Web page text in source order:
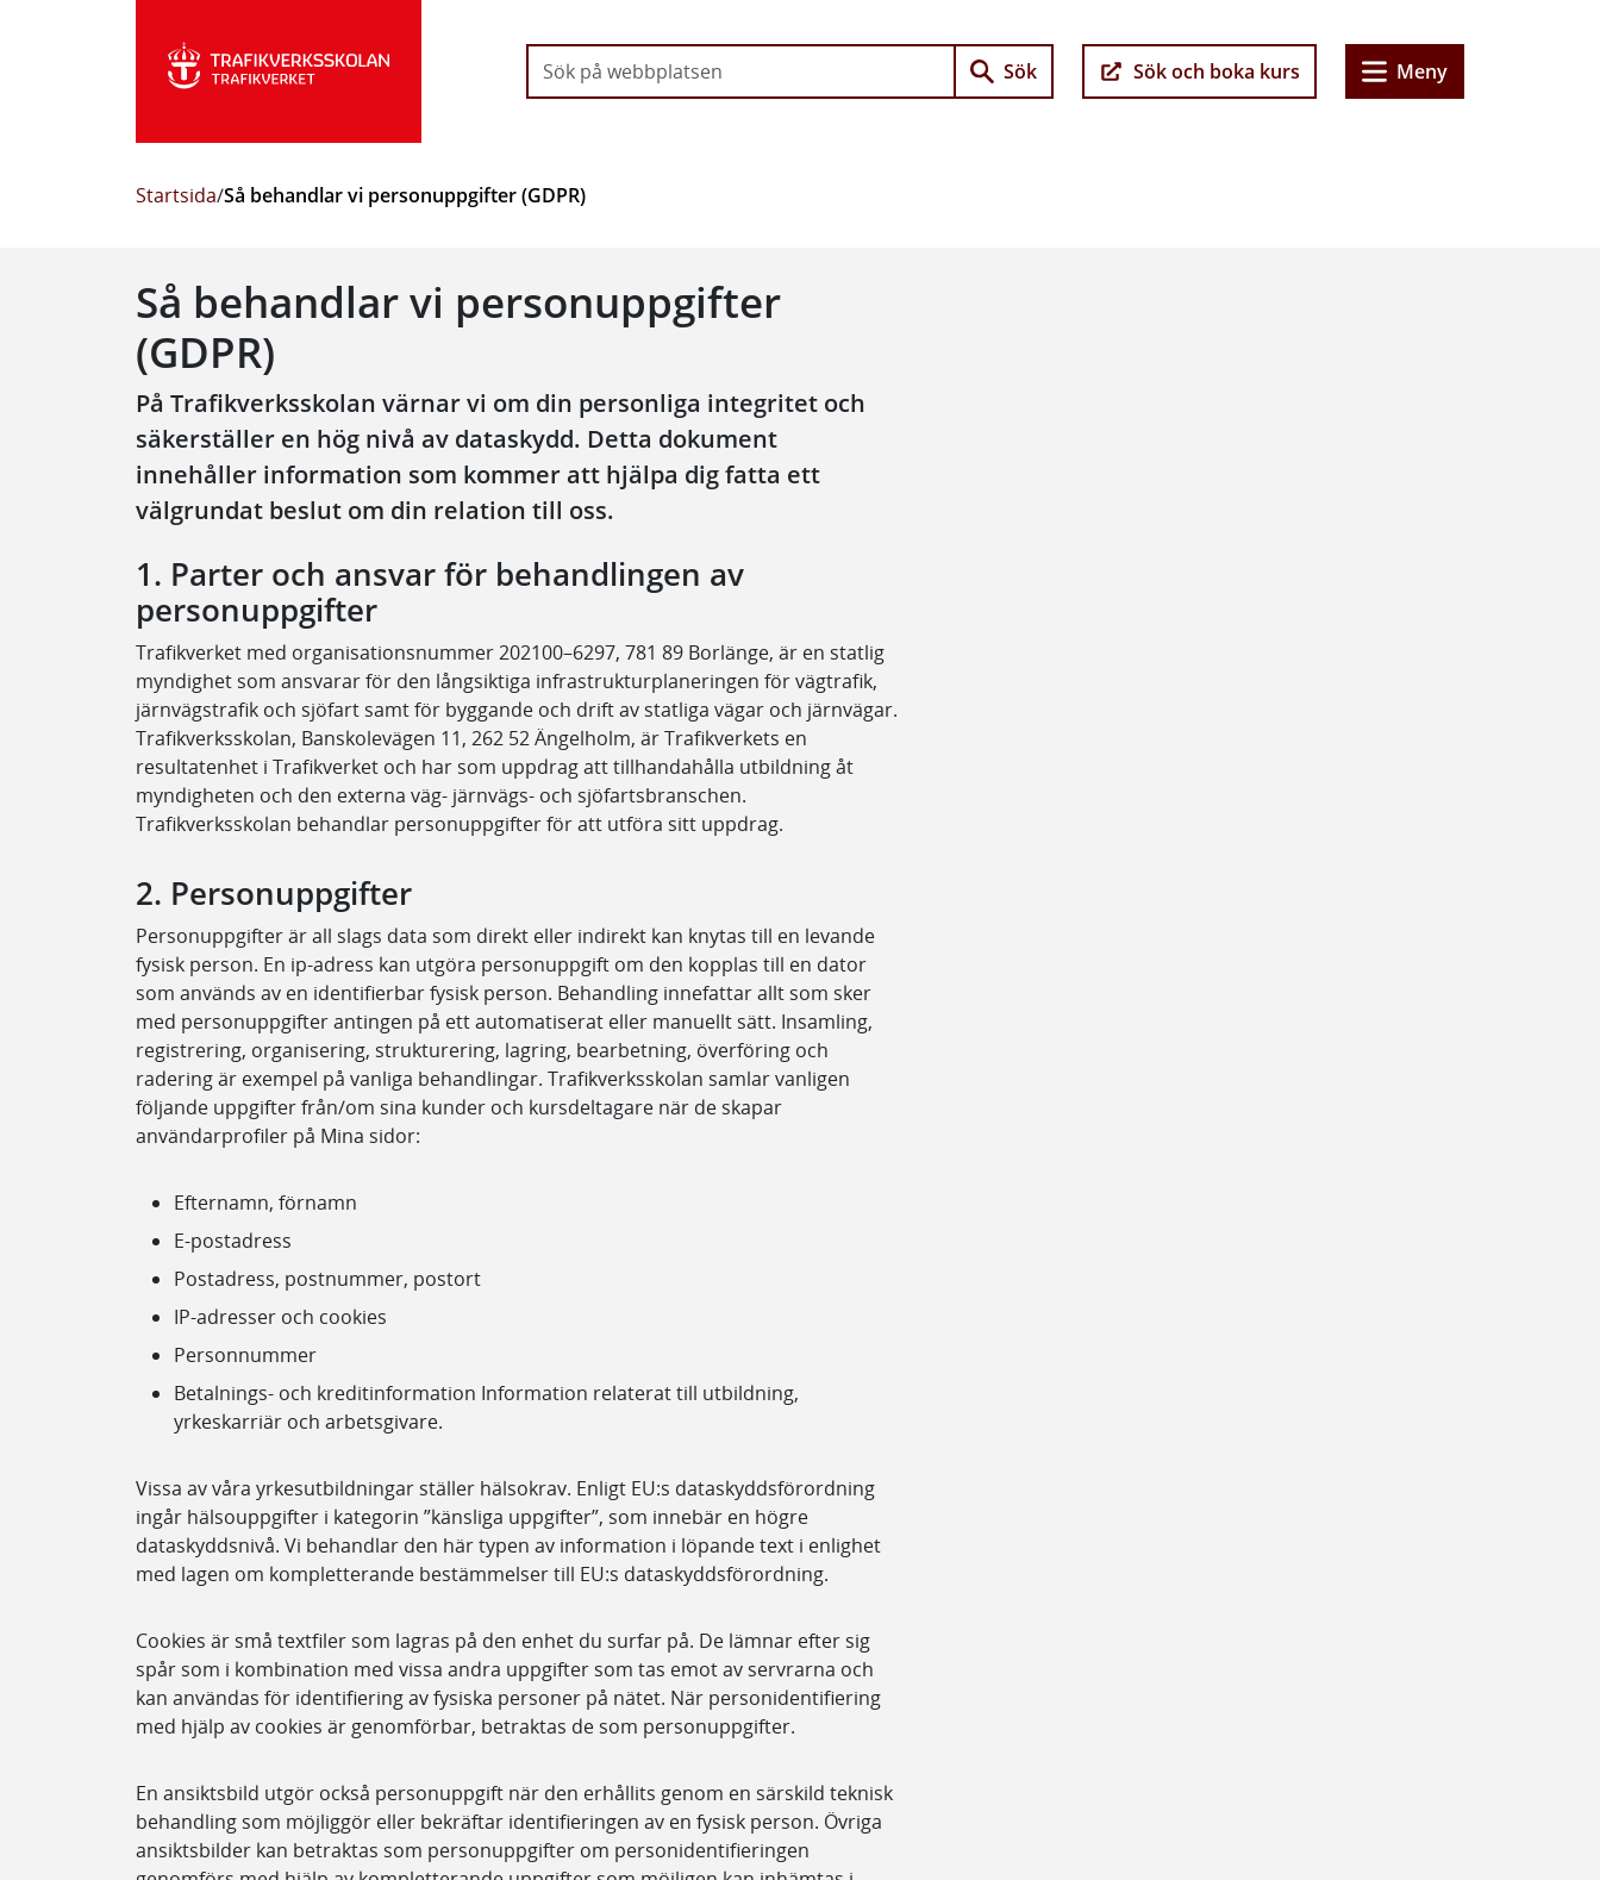
Sök Sök och boka kurs Meny
Startsida/Så behandlar vi personuppgifter (GDPR)
Så behandlar vi personuppgifter
(GDPR)
På Trafikverksskolan värnar vi om din personliga integritet och
säkerställer en hög nivå av dataskydd. Detta dokument
innehåller information som kommer att hjälpa dig fatta ett
välgrundat beslut om din relation till oss.
1. Parter och ansvar för behandlingen av
personuppgifter
Trafikverket med organisationsnummer 202100–6297, 781 89 Borlänge, är en statlig
myndighet som ansvarar för den långsiktiga infrastrukturplaneringen för vägtrafik,
järnvägstrafik och sjöfart samt för byggande och drift av statliga vägar och järnvägar.
Trafikverksskolan, Banskolevägen 11, 262 52 Ängelholm, är Trafikverkets en
resultatenhet i Trafikverket och har som uppdrag att tillhandahålla utbildning åt
myndigheten och den externa väg- järnvägs- och sjöfartsbranschen.
Trafikverksskolan behandlar personuppgifter för att utföra sitt uppdrag.
2. Personuppgifter
Personuppgifter är all slags data som direkt eller indirekt kan knytas till en levande
fysisk person. En ip-adress kan utgöra personuppgift om den kopplas till en dator
som används av en identifierbar fysisk person. Behandling innefattar allt som sker
med personuppgifter antingen på ett automatiserat eller manuellt sätt. Insamling,
registrering, organisering, strukturering, lagring, bearbetning, överföring och
radering är exempel på vanliga behandlingar. Trafikverksskolan samlar vanligen
följande uppgifter från/om sina kunder och kursdeltagare när de skapar
användarprofiler på Mina sidor:
Efternamn, förnamn
E-postadress
Postadress, postnummer, postort
IP-adresser och cookies
Personnummer
Betalnings- och kreditinformation Information relaterat till utbildning,
yrkeskarriär och arbetsgivare.
Vissa av våra yrkesutbildningar ställer hälsokrav. Enligt EU:s dataskyddsförordning
ingår hälsouppgifter i kategorin ”känsliga uppgifter”, som innebär en högre
dataskyddsnivå. Vi behandlar den här typen av information i löpande text i enlighet
med lagen om kompletterande bestämmelser till EU:s dataskyddsförordning.
Cookies är små textfiler som lagras på den enhet du surfar på. De lämnar efter sig
spår som i kombination med vissa andra uppgifter som tas emot av servrarna och
kan användas för identifiering av fysiska personer på nätet. När personidentifiering
med hjälp av cookies är genomförbar, betraktas de som personuppgifter.
En ansiktsbild utgör också personuppgift när den erhållits genom en särskild teknisk
behandling som möjliggör eller bekräftar identifieringen av en fysisk person. Övriga
ansiktsbilder kan betraktas som personuppgifter om personidentifieringen